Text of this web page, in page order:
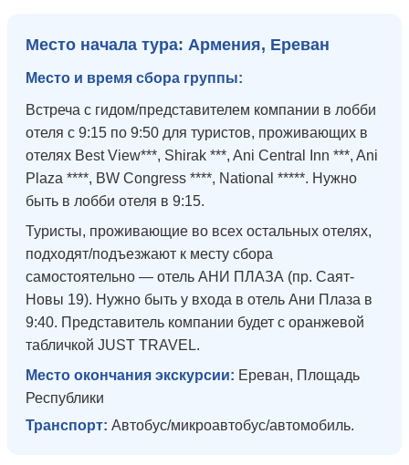
Место начала тура: Армения, Ереван
Место и время сбора группы:
Встреча с гидом/представителем компании в лобби
отеля с 9:15 по 9:50 для туристов, проживающих в
отелях Best View***, Shirak ***, Ani Central Inn ***, Ani
Plaza ****, BW Congress ****, National *****. Нужно
быть в лобби отеля в 9:15.
Туристы, проживающие во всех остальных отелях,
подходят/подъезжают к месту сбора
самостоятельно — отель АНИ ПЛАЗА (пр. Саят-
Новы 19). Нужно быть у входа в отель Ани Плаза в
9:40. Представитель компании будет с оранжевой
табличкой JUST TRAVEL.
Место окончания экскурсии: Ереван, Площадь
Республики
Транспорт: Автобус/микроавтобус/автомобиль.